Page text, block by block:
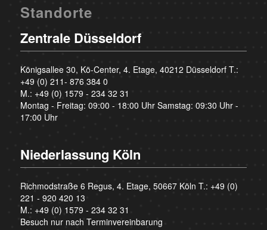
Standorte
Zentrale Düsseldorf
Königsallee 30, Kö-Center, 4. Etage, 40212 Düsseldorf T.:
+49 (0) 211- 876 384 0
M.: +49 (0) 1579 - 234 32 31
Montag - Freitag: 09:00 - 18:00 Uhr Samstag: 09:30 Uhr -
17:00 Uhr
Niederlassung Köln
Richmodstraße 6 Regus, 4. Etage, 50667 Köln T.: +49 (0)
221 - 920 420 13
M.: +49 (0) 1579 - 234 32 31
Besuch nur nach Terminvereinbarung